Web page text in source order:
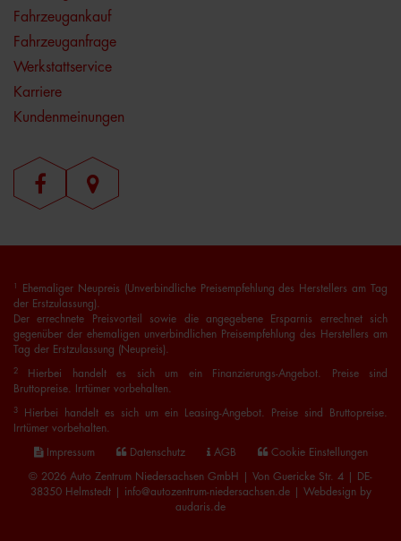
Fahrzeugankauf
Fahrzeuganfrage
Werkstattservice
Karriere
Kundenmeinungen
1
Ehemaliger Neupreis (Unverbindliche Preisempfehlung des Herstellers am Tag
der Erstzulassung).
Der errechnete Preisvorteil sowie die angegebene Ersparnis errechnet sich
gegenüber der ehemaligen unverbindlichen Preisempfehlung des Herstellers am
Tag der Erstzulassung (Neupreis).
2
Hierbei handelt es sich um ein Finanzierungs-Angebot. Preise sind
Bruttopreise. Irrtümer vorbehalten.
3
Hierbei handelt es sich um ein Leasing-Angebot. Preise sind Bruttopreise.
Irrtümer vorbehalten.
Impressum Datenschutz AGB Cookie Einstellungen
© 2026 Auto Zentrum Niedersachsen GmbH | Von Guericke Str. 4 | DE-
38350 Helmstedt | info@autozentrum-niedersachsen.de | Webdesign by
audaris.de